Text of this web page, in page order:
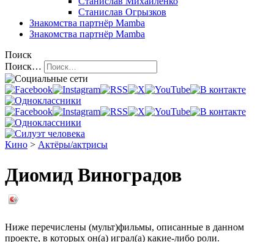
Станислав Огрызков
Знакомства партнёр Mamba
Знакомства партнёр Mamba
Поиск
Поиск…
Кино > Актёры/актрисы
Диомид Виноградов
Ниже перечислены (мульт)фильмы, описанные в данном
проекте, в которых он(а) играл(а) какие-либо роли.